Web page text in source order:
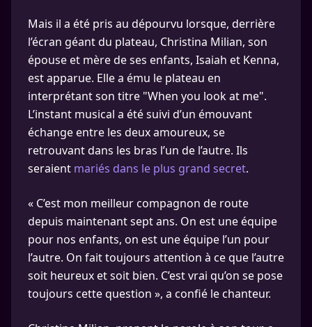
Mais il a été pris au dépourvu lorsque, derrière
l’écran géant du plateau, Christina Milian, son
épouse et mère de ses enfants, Isaiah et Kenna,
est apparue. Elle a ému le plateau en
interprétant son titre "When you look at me".
L’instant musical a été suivi d’un émouvant
échange entre les deux amoureux, se
retrouvant dans les bras l’un de l’autre. Ils
seraient mariés dans le plus grand secret.
« C’est mon meilleur compagnon de route
depuis maintenant sept ans. On est une équipe
pour nos enfants, on est une équipe l’un pour
l’autre. On fait toujours attention à ce que l’autre
soit heureux et soit bien. C’est vrai qu’on se pose
toujours cette question », a confié le chanteur.